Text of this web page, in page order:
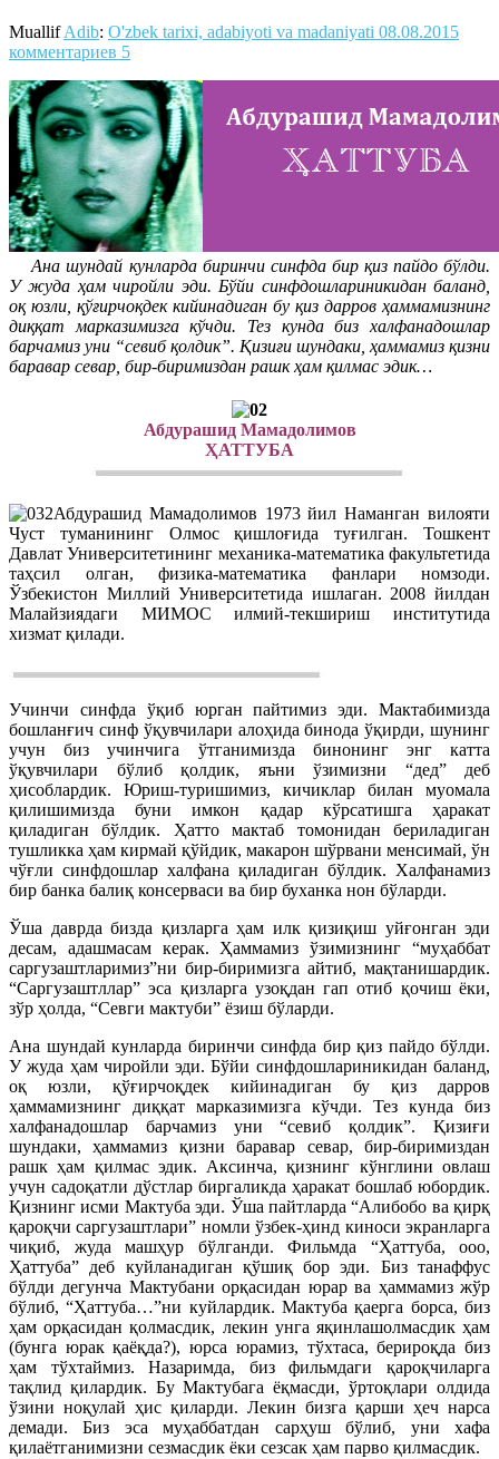
MuallifAdib: O'zbek tarixi, adabiyoti va madaniyati 08.08.2015
комментариев 5
Ана шундай кунларда биринчи синфда бир қиз пайдо бўлди.
У жуда ҳам чиройли эди. Бўйи синфдошлариникидан баланд,
оқ юзли, қўғирчоқдек кийинадиган бу қиз дарров ҳаммамизнинг
диққат марказимизга кўчди. Тез кунда биз халфанадошлар
барчамиз уни “севиб қолдик”. Қизиғи шундаки, ҳаммамиз қизни
баравар севар, бир-биримиздан рашк ҳам қилмас эдик…
Абдурашид Мамадолимов
ҲАТТУБА
Абдурашид Мамадолимов 1973 йил Наманган вилояти
Чуст туманининг Олмос қишлоғида туғилган. Тошкент
Давлат Университетининг механика-математика факультетида
таҳсил олган, физика-математика фанлари номзоди.
Ўзбекистон Миллий Университетида ишлаган. 2008 йилдан
Малайзиядаги МИМОС илмий-текшириш институтида
хизмат қилади.
Учинчи синфда ўқиб юрган пайтимиз эди. Мактабимизда
бошланғич синф ўқувчилари алоҳида бинода ўқирди, шунинг
учун биз учинчига ўтганимизда бинонинг энг катта
ўқувчилари бўлиб қолдик, яъни ўзимизни “дед” деб
ҳисоблардик. Юриш-туришимиз, кичиклар билан муомала
қилишимизда буни имкон қадар кўрсатишга ҳаракат
қиладиган бўлдик. Ҳатто мактаб томонидан бериладиган
тушликка ҳам кирмай қўйдик, макарон шўрвани менсимай, ўн
чўғли синфдошлар халфана қиладиган бўлдик. Халфанамиз
бир банка балиқ консерваси ва бир буханка нон бўларди.
Ўша даврда бизда қизларга ҳам илк қизиқиш уйғонган эди
десам, адашмасам керак. Ҳаммамиз ўзимизнинг “муҳаббат
саргузаштларимиз”ни бир-биримизга айтиб, мақтанишардик.
“Саргузаштллар” эса қизларга узоқдан гап отиб қочиш ёки,
зўр ҳолда, “Севги мактуби” ёзиш бўларди.
Ана шундай кунларда биринчи синфда бир қиз пайдо бўлди.
У жуда ҳам чиройли эди. Бўйи синфдошлариникидан баланд,
оқ юзли, қўғирчоқдек кийинадиган бу қиз дарров
ҳаммамизнинг диққат марказимизга кўчди. Тез кунда биз
халфанадошлар барчамиз уни “севиб қолдик”. Қизиғи
шундаки, ҳаммамиз қизни баравар севар, бир-биримиздан
рашк ҳам қилмас эдик. Аксинча, қизнинг кўнглини овлаш
учун садоқатли дўстлар биргаликда ҳаракат бошлаб юбордик.
Қизнинг исми Мактуба эди. Ўша пайтларда “Алибобо ва қирқ
қароқчи саргузаштлари” номли ўзбек-ҳинд киноси экранларга
чиқиб, жуда машҳур бўлганди. Фильмда “Ҳаттуба, ооо,
Ҳаттуба” деб куйланадиган қўшиқ бор эди. Биз танаффус
бўлди дегунча Мактубани орқасидан юрар ва ҳаммамиз жўр
бўлиб, “Ҳаттуба…”ни куйлардик. Мактуба қаерга борса, биз
ҳам орқасидан қолмасдик, лекин унга яқинлашолмасдик ҳам
(бунга юрак қаёқда?), юрса юрамиз, тўхтаса, берироқда биз
ҳам тўхтаймиз. Назаримда, биз фильмдаги қароқчиларга
тақлид қилардик. Бу Мактубага ёқмасди, ўртоқлари олдида
ўзини ноқулай ҳис қиларди. Лекин бизга қарши ҳеч нарса
демади. Биз эса муҳаббатдан сарҳуш бўлиб, уни хафа
қилаётганимизни сезмасдик ёки сезсак ҳам парво қилмасдик.